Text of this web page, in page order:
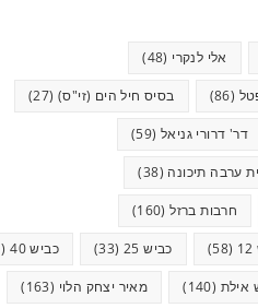
אלי לנקרי (48)
(86) בסיס חיל הים (זי"ס)(27)
דר' דרורי גניאל(59)
ערבה תיכונה (38)
חרבות ברזל(160)
(58) כביש 25 (33) כביש 40 (121)
אילת (140) מאיר יצחק הלוי (163)